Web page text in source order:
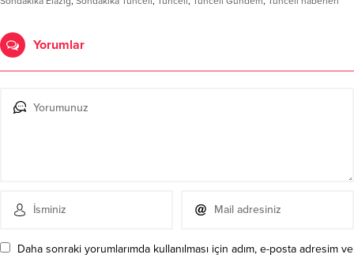
Yorumlar
Daha sonraki yorumlarımda kullanılması için adım, e-posta adresim ve